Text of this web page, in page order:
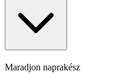
Maradjon naprakész